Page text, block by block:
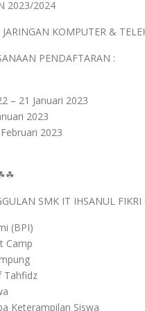
2023/2024
JARINGAN KOMPUTER &
PENDAFTARAN :
– 21 Januari 2023
2023
2023
SMK IT IHSANUL FIKRI
(BPI)
Camp
Tahfidz
Keterampilan Siswa